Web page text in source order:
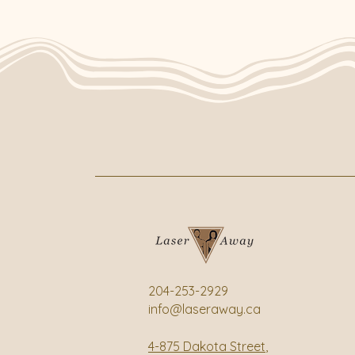
204-253-2929
info@laseraway.ca
4-875 Dakota Street,